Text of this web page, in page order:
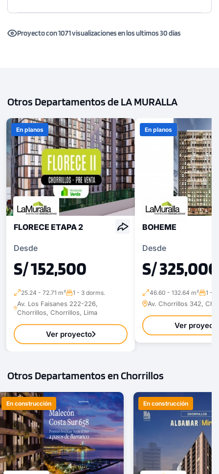
Proyecto con 1071 visualizaciones en los ultimos 30 días
Otros Departamentos de LA MURALLA
En planos
FLORECE ETAPA 2
Desde
S/ 152,500
25.24 - 72.71 m² 1 - 3 dorms.
Av. Los Faisanes 222-226,
Chorrillos, Chorrillos, Lima
Ver proyecto
En planos
BOHEME
Desde
S/ 325,000
46.60 - 132.64 m² 1 -
Av. Chorrillos 342,
Ver
Otros Departamentos en Chorrillos
En construcción En construcción